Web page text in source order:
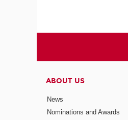
ABOUT US
News
Nominations and Awards